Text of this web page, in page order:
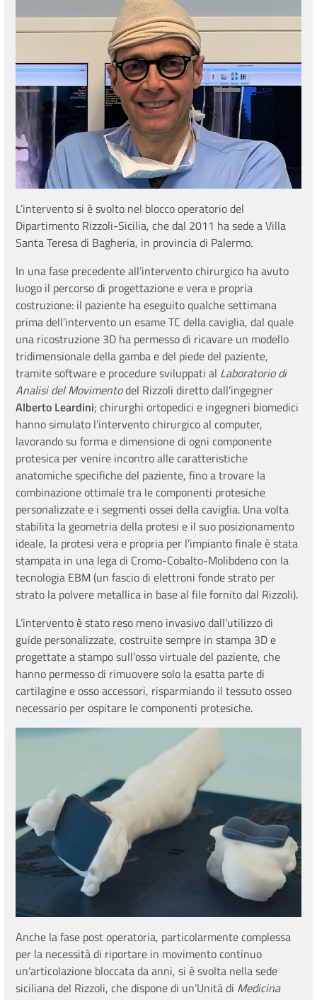
L’intervento si è svolto nel blocco operatorio del
Dipartimento Rizzoli-Sicilia, che dal 2011 ha sede a Villa
Santa Teresa di Bagheria, in provincia di Palermo.
In una fase precedente all’intervento chirurgico ha avuto
luogo il percorso di progettazione e vera e propria
costruzione: il paziente ha eseguito qualche settimana
prima dell’intervento un esame TC della caviglia, dal quale
una ricostruzione 3D ha permesso di ricavare un modello
tridimensionale della gamba e del piede del paziente,
tramite software e procedure sviluppati al Laboratorio di
Analisi del Movimentodel Rizzoli diretto dall’ingegner
Alberto Leardini; chirurghi ortopedici e ingegneri biomedici
hanno simulato l’intervento chirurgico al computer,
lavorando su forma e dimensione di ogni componente
protesica per venire incontro alle caratteristiche
anatomiche specifiche del paziente, fino a trovare la
combinazione ottimale tra le componenti protesiche
personalizzate e i segmenti ossei della caviglia. Una volta
stabilita la geometria della protesi e il suo posizionamento
ideale, la protesi vera e propria per l’impianto finale è stata
stampata in una lega di Cromo-Cobalto-Molibdeno con la
tecnologia EBM (un fascio di elettroni fonde strato per
strato la polvere metallica in base al file fornito dal Rizzoli).
L’intervento è stato reso meno invasivo dall’utilizzo di
guide personalizzate, costruite sempre in stampa 3D e
progettate a stampo sull’osso virtuale del paziente, che
hanno permesso di rimuovere solo la esatta parte di
cartilagine e osso accessori, risparmiando il tessuto osseo
necessario per ospitare le componenti protesiche.
Anche la fase post operatoria, particolarmente complessa
per la necessità di riportare in movimento continuo
un’articolazione bloccata da anni, si è svolta nella sede
siciliana del Rizzoli, che dispone di un’Unità di Medicina